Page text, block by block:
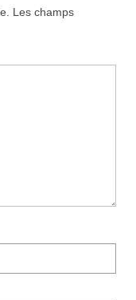
Les champs